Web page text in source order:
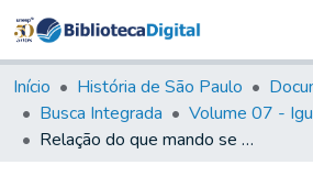
&
Coleções
Tudo na
Biblioteca
Início História de São Paulo
Busca Integrada
Volume 07 -
Relação do que mando se apronte e remeta sem demora para a praça de Iguatemi